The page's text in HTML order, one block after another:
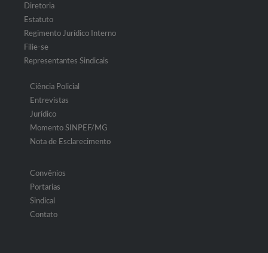
Diretoria
Estatuto
Regimento Jurídico Interno
Filie-se
Representantes Sindicais
Ciência Policial
Entrevistas
Jurídico
Momento SINPEF/MG
Nota de Esclarecimento
Convênios
Portarias
Sindical
Contato